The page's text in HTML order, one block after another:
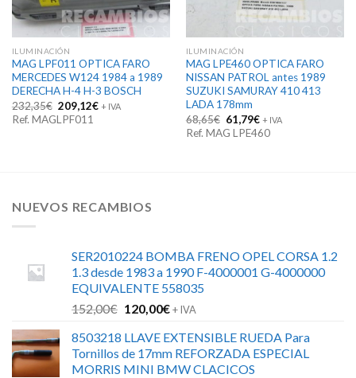
ILUMINACIÓN
MAG LPF011 OPTICA FARO
MERCEDES W124 1984 a 1989
DERECHA H-4 H-3 BOSCH
232,35€ El
precio
original
209,12€El+ IVA
Ref. MAGLPF011
ILUMINACIÓN
MAG LPE460 OPTICA FARO
NISSAN PATROL antes 1989
SUZUKI SAMURAY 410 413
LADA 178mm
68,65€ El
precio
original
61,79€El
precio
actual
+ IVA
Ref. MAG LPE460
NUEVOS RECAMBIOS
SER2010224 BOMBA FRENO OPEL CORSA 1.2
1.3 desde 1983 a 1990 F-4000001 G-4000000
EQUIVALENTE 558035
152,00€ El
original
era:
152,00€.
120,00€El
actual
es:
120,00€.
+ IVA
8503218 LLAVE EXTENSIBLE RUEDA Para
Tornillos de 17mm REFORZADA ESPECIAL
MORRIS MINI BMW CLACICOS